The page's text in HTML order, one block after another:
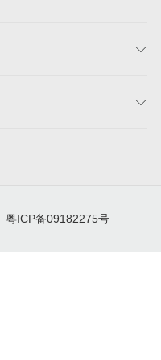
粤ICP备09182275号